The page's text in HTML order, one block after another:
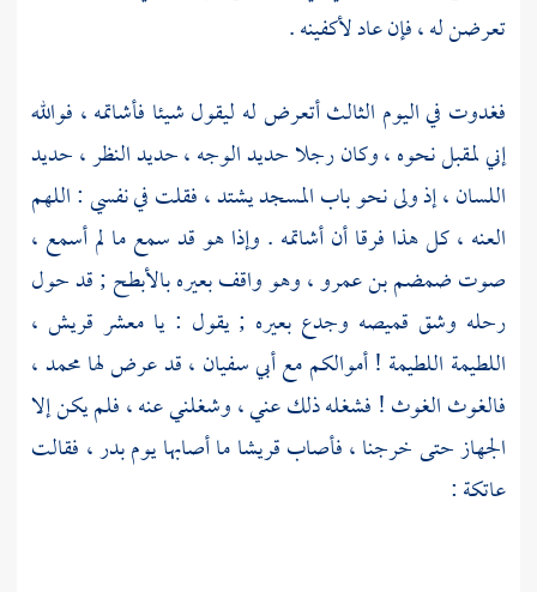
تعرضن له ، فإن عاد لأكفينه .
فغدوت في اليوم الثالث أتعرض له ليقول شيئا فأشاتمه ، فوالله
إني لمقبل نحوه ، وكان رجلا حديد الوجه ، حديد النظر ، حديد
اللسان ، إذ ولى نحو باب المسجد يشتد ، فقلت في نفسي : اللهم
العنه ، كل هذا فرقا أن أشاتمه . وإذا هو قد سمع ما لم أسمع ،
صوتضمضم بن عمرو ،وهو واقف بعيره بالأبطح ; قد حول
رحله وشق قميصه وجدع بعيره ; يقول : يا معشر قريش ،
اللطيمة اللطيمة ! أموالكم معأبي سفيان ،قد عرض لهامحمد ،
فالغوث الغوث ! فشغله ذلك عني ، وشغلني عنه ، فلم يكن إلا
الجهاز حتى خرجنا ، فأصابقريشاما أصابها يومبدر ، فقالت
عاتكة: